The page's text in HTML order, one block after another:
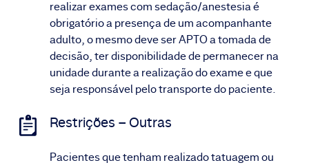
realizar exames com sedação/anestesia é
obrigatório a presença de um acompanhante
adulto, o mesmo deve ser APTO a tomada de
decisão, ter disponibilidade de permanecer na
unidade durante a realização do exame e que
seja responsável pelo transporte do paciente.
Restrições – Outras
Pacientes que tenham realizado tatuagem ou